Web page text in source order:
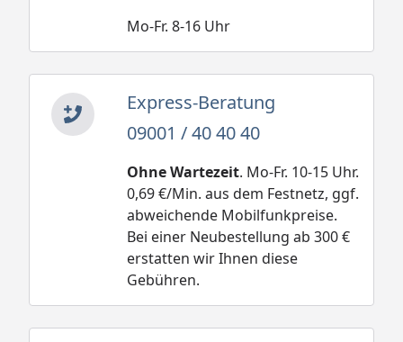
Mo-Fr. 8-16 Uhr
Express-Beratung
09001 / 40 40 40
Ohne Wartezeit. Mo-Fr. 10-15 Uhr.
0,69 €/Min. aus dem Festnetz, ggf.
abweichende Mobilfunkpreise.
Bei einer Neubestellung ab 300 €
erstatten wir Ihnen diese
Gebühren.